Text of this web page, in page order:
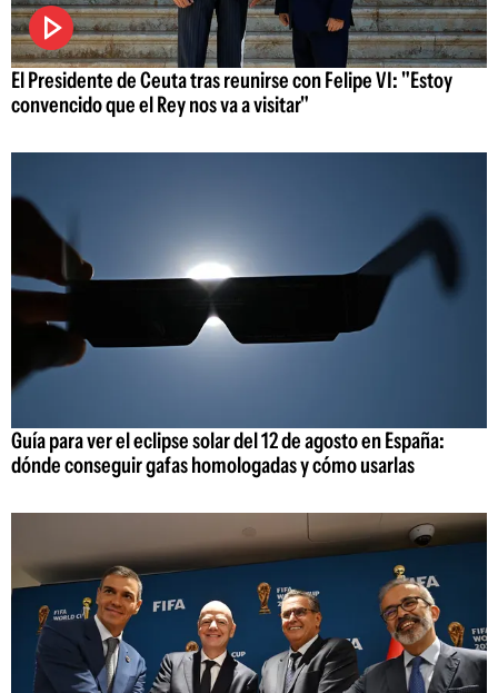
El Presidente de Ceuta tras reunirse con Felipe VI: "Estoy
convencido que el Rey nos va a visitar"
Guía para ver el eclipse solar del 12 de agosto en España:
dónde conseguir gafas homologadas y cómo usarlas